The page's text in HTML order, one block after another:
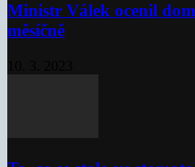
Ministr Válek ocenil
měsíčně